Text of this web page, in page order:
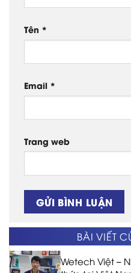
Tên *
Email *
Trang web
BÀI VIẾT
Wetech Việt –